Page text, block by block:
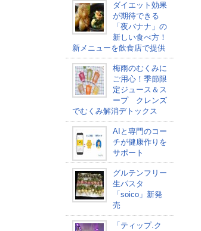
ダイエット効果
が期待できる
「夜バナナ」の
新しい食べ方！
新メニューを飲食店で提供
梅雨のむくみに
ご用心！季節限
定ジュース＆ス
ープ クレンズ
でむくみ解消デトックス
AIと専門のコー
チが健康作りを
サポート
グルテンフリー
生パスタ
「soico」新発
売
「ティップ.ク